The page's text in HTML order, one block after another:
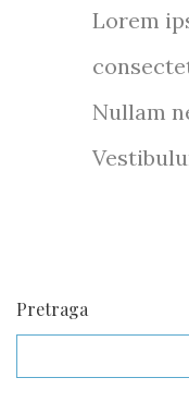
Lorem
Nullam
Pretraga